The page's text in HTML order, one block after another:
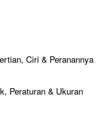
Ciri & Peranannya
Peraturan & Ukuran